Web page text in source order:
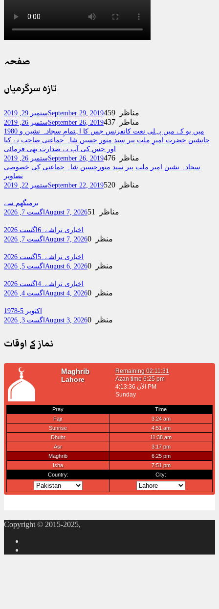
صفحہ
تازہ سرگرمیاں
ستمبر 29, 2019September 29, 2019 459 مناظر
ستمبر 26, 2019September 26, 2019 437 مناظر
1980 میں یو کے میں پہلی نعت کانفرنس جس کا اہتمامِ سجادہ نشین و
جانشین حضرت امیرِ ملت پیر سید منور حسین شاہ جماعتی صاحب نے کیا
اور جس کی آپ نے صدارت بھی فرمائی
ستمبر 26, 2019September 26, 2019 476 مناظر
سجادہ نشین امیر ملت پیر سید منورحسین شاہ جماعتی کی خصوصی
تصاویر
ستمبر 22, 2019September 22, 2019 520 مناظر
برمنگھم سے
اگست 7, 2026 August 7, 2026 51 مناظر
اخباری تراشے۔6اگست 2026
اگست 7, 2026 August 7, 2026 0 منظر
اخباری تراشے۔5اگست 2026
اگست 5, 2026 August 6, 2026 0 منظر
اخباری تراشے۔4اگست 2026
اگست 4, 2026 August 4, 2026 0 منظر
اکتوبر 5-1978
اگست 3, 2026 August 3, 2026 0 منظر
نماز کے اوقات
Copyright © 2015-2025,